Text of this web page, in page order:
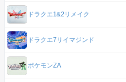
ドラクエ1&2リメイク
ドラクエ7リイマジンド
ポケモンZA